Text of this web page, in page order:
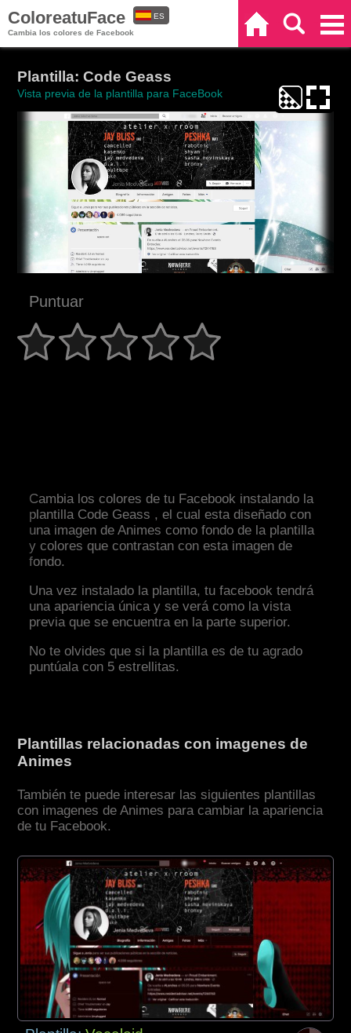
ColoreatuFace
Cambia los colores de Facebook
ES
Plantilla: Code Geass
Vista previa de la plantilla para FaceBook
Puntuar
Cambia los colores de tu Facebook instalando la
plantilla Code Geass , el cual esta diseñado con
una imagen de Animes como fondo de la plantilla
y colores que contrastan con esta imagen de
fondo.
Una vez instalado la plantilla, tu facebook tendrá
una apariencia única y se verá como la vista
previa que se encuentra en la parte superior.
No te olvides que si la plantilla es de tu agrado
puntúala con 5 estrellitas.
Plantillas relacionadas con imagenes de
Animes
También te puede interesar las siguientes plantillas
con imagenes de Animes para cambiar la apariencia
de tu Facebook.